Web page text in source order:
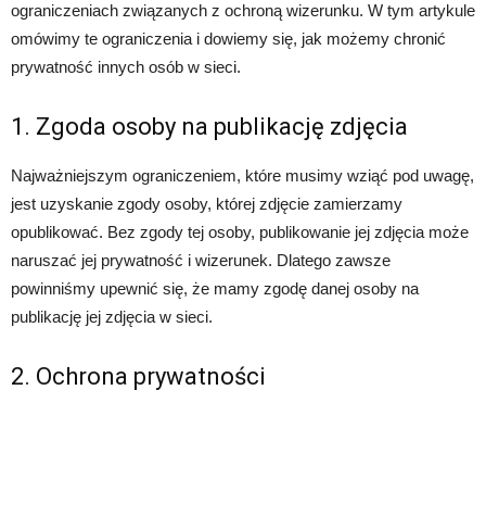
ograniczeniach związanych z ochroną wizerunku. W tym artykule
omówimy te ograniczenia i dowiemy się, jak możemy chronić
prywatność innych osób w sieci.
1. Zgoda osoby na publikację zdjęcia
Najważniejszym ograniczeniem, które musimy wziąć pod uwagę,
jest uzyskanie zgody osoby, której zdjęcie zamierzamy
opublikować. Bez zgody tej osoby, publikowanie jej zdjęcia może
naruszać jej prywatność i wizerunek. Dlatego zawsze
powinniśmy upewnić się, że mamy zgodę danej osoby na
publikację jej zdjęcia w sieci.
2. Ochrona prywatności